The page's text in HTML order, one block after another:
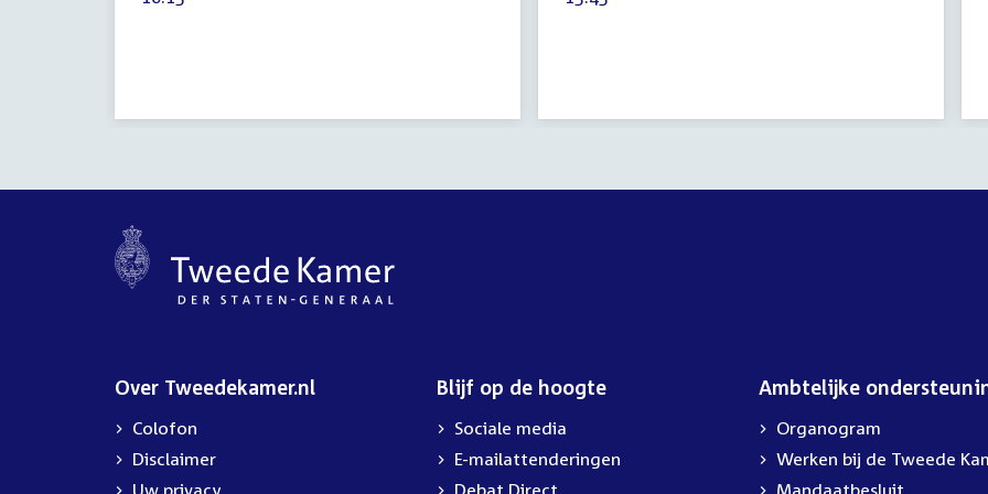
2018
2020
Over Tweedekamer.nl
Colofon
Disclaimer
Uw privacy
Blijf op de hoogte
Sociale media
E-mailattenderingen
Debat Direct
Ambtelijke
Organogram
External
link:
Werken bij de Tweede
Mandaatbesluit